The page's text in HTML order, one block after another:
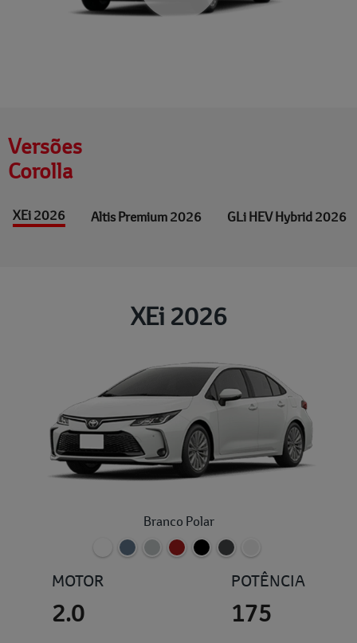
Versões
Corolla
XEi 2026 Altis Premium 2026 GLi HEV Hybrid 2026
XEi 2026
Branco Polar
MOTOR
2.0
POTÊNCIA
175